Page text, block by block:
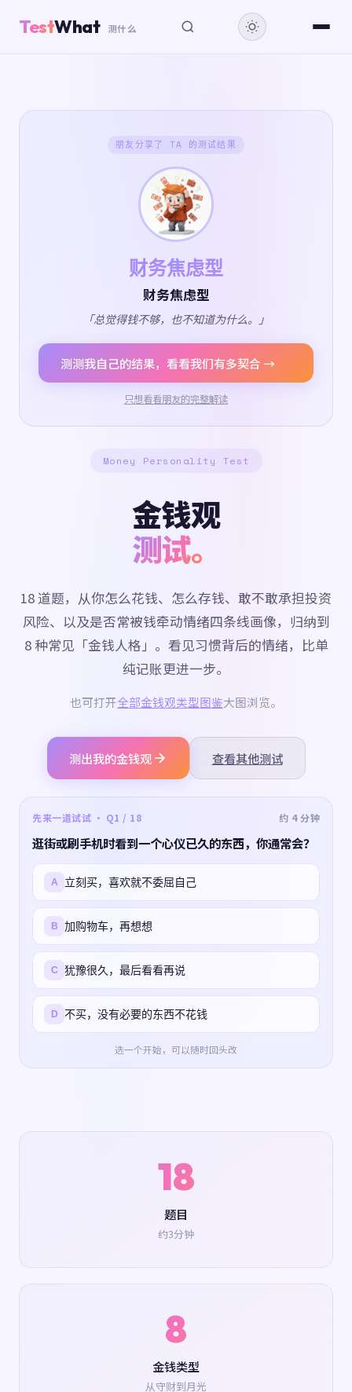
TestWhat 测什么
朋友分享了 TA 的测试结果
财务焦虑型
财务焦虑型
「总觉得钱不够，也不知道为什么。」
测测我自己的结果，看看我们有多契合 →
只想看看朋友的完整解读
Money Personality Test
金钱观
测试。
18 道题，从你怎么花钱、怎么存钱、敢不敢承担投资
风险、以及是否常被钱牵动情绪四条线画像，归纳到
8 种常见「金钱人格」。看见习惯背后的情绪，比单
纯记账更进一步。
也可打开全部金钱观类型图鉴大图浏览。
测出我的金钱观 查看其他测试
先来一道试试 · Q1 / 18 约 4 分钟
逛街或刷手机时看到一个心仪已久的东西，你通常会？
A 立刻买，喜欢就不委屈自己
B 加购物车，再想想
C 犹豫很久，最后看看再说
D 不买，没有必要的东西不花钱
选一个开始，可以随时回头改
18
题目
约3分钟
8
金钱类型
从守财到月光